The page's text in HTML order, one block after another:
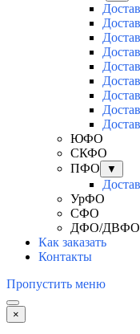
ЮФО
СКФО
ПФО
▼
УрФО
СФО
ДФО/ДВФО
Как заказать
Контакты
Пропустить меню
×